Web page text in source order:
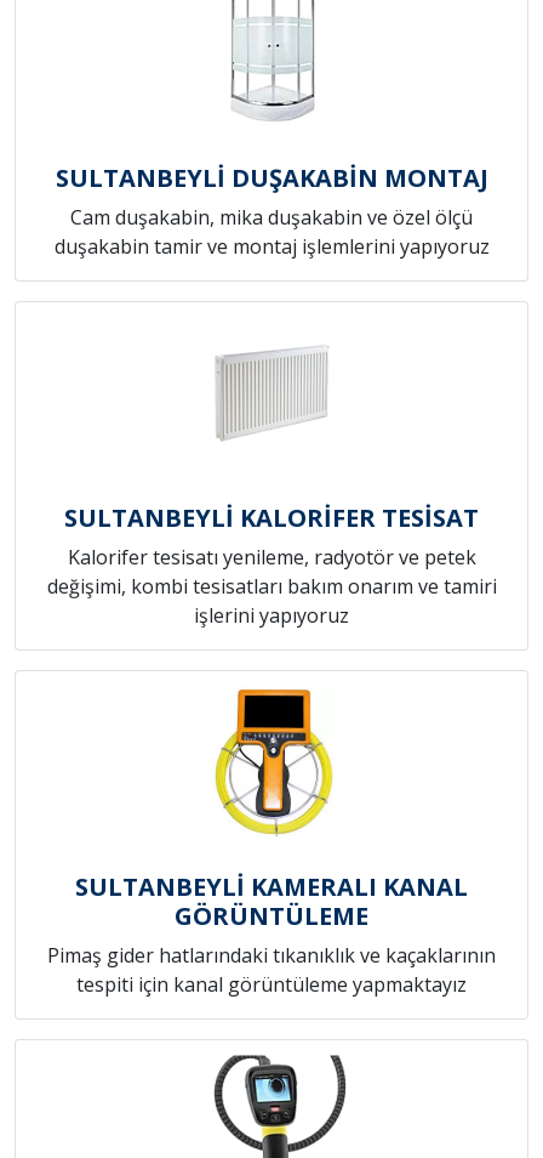
SULTANBEYLİ DUŞAKABİN MONTAJ
Cam duşakabin, mika duşakabin ve özel ölçü
duşakabin tamir ve montaj işlemlerini yapıyoruz
SULTANBEYLİ KALORİFER TESİSAT
Kalorifer tesisatı yenileme, radyotör ve petek
değişimi, kombi tesisatları bakım onarım ve tamiri
işlerini yapıyoruz
SULTANBEYLİ KAMERALI KANAL
GÖRÜNTÜLEME
Pimaş gider hatlarındaki tıkanıklık ve kaçaklarının
tespiti için kanal görüntüleme yapmaktayız